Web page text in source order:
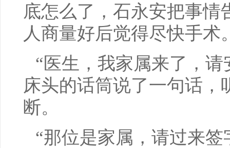
底怎么了，石永安把事情
人商量好后觉得尽快手术
“医生，我家属来了，
床头的话筒说了一句话，
断。
“那位是家属，请过来